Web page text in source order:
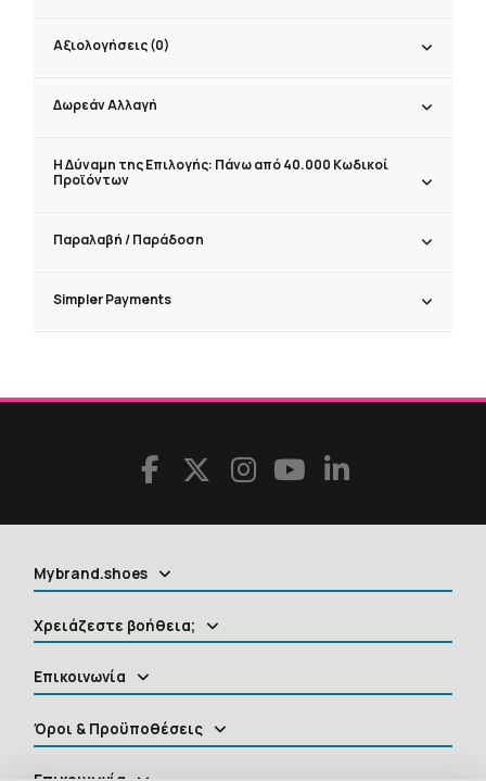
Αξιολογήσεις (0)
Δωρεάν Αλλαγή
Η Δύναμη της Επιλογής: Πάνω από 40.000 Κωδικοί
Προϊόντων
Παραλαβή / Παράδoση
Simpler Payments
Mybrand.shoes
Χρειάζεστε βοήθεια;
Επικοινωνία
Όροι & Προϋποθέσεις